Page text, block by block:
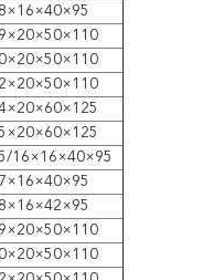
16×16×40×95